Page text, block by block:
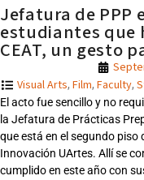
Jefatura de PPP
estudiantes que
CEAT, un gesto
Visual Arts, Film, Faculty,
El acto fue sencillo y no
la Jefatura de Prácticas
que está en el segundo piso
Innovación UArtes. Allí se
cumplido en este año con